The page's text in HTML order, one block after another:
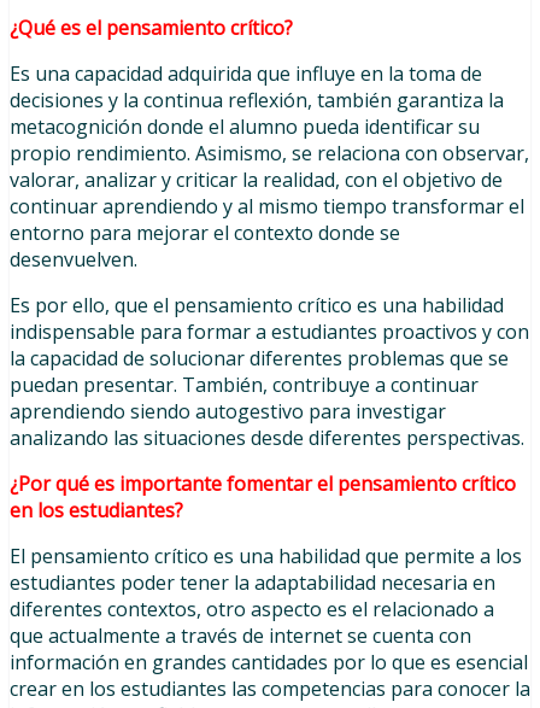
¿Qué es el pensamiento crítico?
Es una capacidad adquirida que influye en la toma de
decisiones y la continua reflexión, también garantiza la
metacognición donde el alumno pueda identificar su
propio rendimiento. Asimismo, se relaciona con observar,
valorar, analizar y criticar la realidad, con el objetivo de
continuar aprendiendo y al mismo tiempo transformar el
entorno para mejorar el contexto donde se
desenvuelven.
Es por ello, que el pensamiento crítico es una habilidad
indispensable para formar a estudiantes proactivos y con
la capacidad de solucionar diferentes problemas que se
puedan presentar. También, contribuye a continuar
aprendiendo siendo autogestivo para investigar
analizando las situaciones desde diferentes perspectivas.
¿Por qué es importante fomentar el pensamiento crítico
en los estudiantes?
El pensamiento crítico es una habilidad que permite a los
estudiantes poder tener la adaptabilidad necesaria en
diferentes contextos, otro aspecto es el relacionado a
que actualmente a través de internet se cuenta con
información en grandes cantidades por lo que es esencial
crear en los estudiantes las competencias para conocer la